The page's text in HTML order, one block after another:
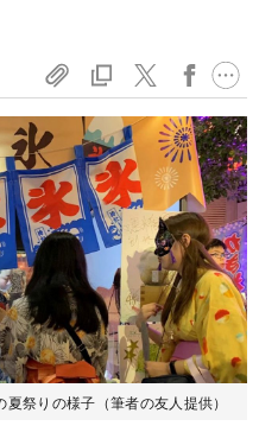
祭りの様子（筆者の友人提供）